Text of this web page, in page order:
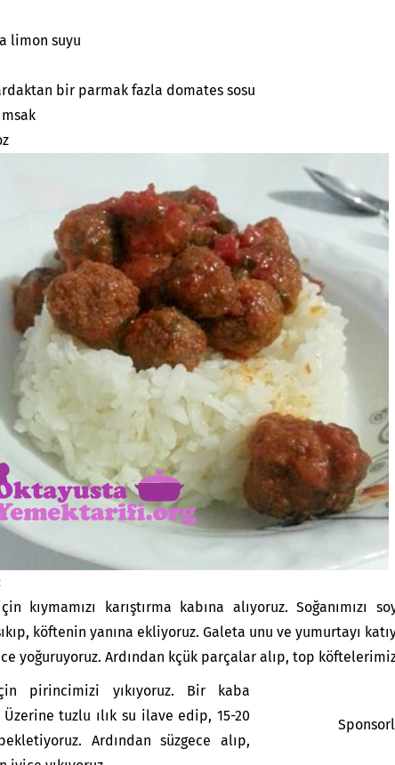
limon suyu
bir parmak fazla domates sosu
kıymamızı karıştırma kabına alıyoruz. Soğanımızı
köftenin yanına ekliyoruz. Galeta unu ve yumurtayı
yoğuruyoruz. Ardından kçük parçalar alıp, top
pirincimizi yıkıyoruz. Bir kaba
Üzerine tuzlu ılık su ilave edip, 15-20
Ardından süzgece alıp,